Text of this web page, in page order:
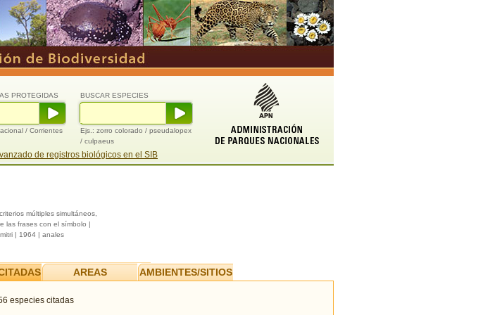
BUSCAR ESPECIES
Ejs.: zorro colorado / pseudalopex
/ culpaeus
PROTEGIDAS
/ Corrientes
de registros biológicos en el SIB
múltiples simultáneos,
las frases con el símbolo |
| 1964 | anales
AREAS AMBIENTES/SITIOS
especies citadas